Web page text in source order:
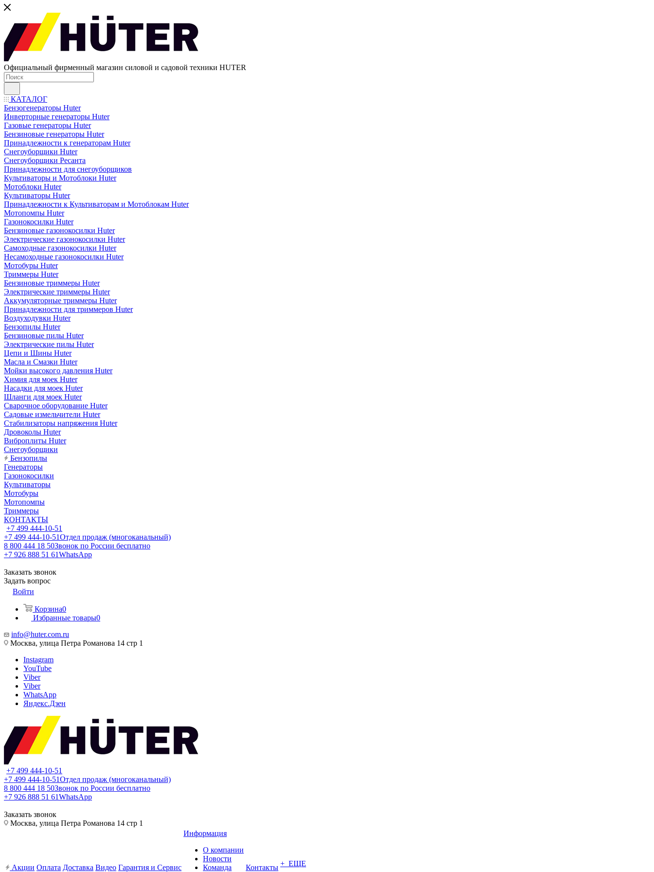
Официальный фирменный магазин силовой и садовой техники HUTER
КАТАЛОГ
Бензогенераторы Huter
Инверторные генераторы Huter
Газовые генераторы Huter
Бензиновые генераторы Huter
Принадлежности к генераторам Huter
Снегоуборщики Huter
Снегоуборщики Ресанта
Принадлежности для снегоуборщиков
Культиваторы и Мотоблоки Huter
Мотоблоки Huter
Культиваторы Huter
Принадлежности к Культиваторам и Мотоблокам Huter
Мотопомпы Huter
Газонокосилки Huter
Бензиновые газонокосилки Huter
Электрические газонокосилки Huter
Самоходные газонокосилки Huter
Несамоходные газонокосилки Huter
Мотобуры Huter
Триммеры Huter
Бензиновые триммеры Huter
Электрические триммеры Huter
Аккумуляторные триммеры Huter
Принадлежности для триммеров Huter
Воздуходувки Huter
Бензопилы Huter
Бензиновые пилы Huter
Электрические пилы Huter
Цепи и Шины Huter
Масла и Смазки Huter
Мойки высокого давления Huter
Химия для моек Huter
Насадки для моек Huter
Шланги для моек Huter
Сварочное оборудование Huter
Садовые измельчители Huter
Стабилизаторы напряжения Huter
Дровоколы Huter
Виброплиты Huter
Снегоуборщики
Бензопилы
Генераторы
Газонокосилки
Культиваторы
Мотобуры
Мотопомпы
Триммеры
КОНТАКТЫ
+7 499 444-10-51
+7 499 444-10-51Отдел продаж (многоканальный)
8 800 444 18 50Звонок по России бесплатно
+7 926 888 51 61WhatsApp
Заказать звонок
Задать вопрос
Войти
Корзина0
Избранные товары0
info@huter.com.ru
Москва, улица Петра Романова 14 стр 1
Instagram
YouTube
Viber
Viber
WhatsApp
Яндекс.Дзен
+7 499 444-10-51
+7 499 444-10-51Отдел продаж (многоканальный)
8 800 444 18 50Звонок по России бесплатно
+7 926 888 51 61WhatsApp
Заказать звонок
Москва, улица Петра Романова 14 стр 1
Акции Оплата Доставка Видео Гарантия и Сервис
Информация
О компании
Новости
Команда
Контакты + ЕЩЕ